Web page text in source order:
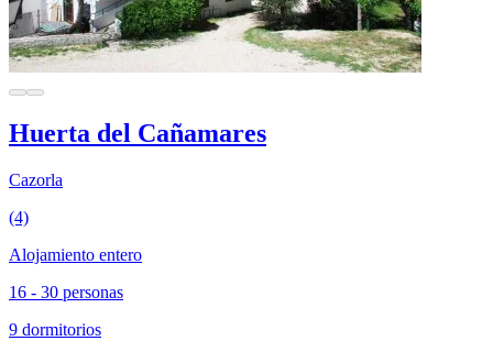
Huerta del Cañamares
Cazorla
(4)
Alojamiento entero
16 - 30 personas
9 dormitorios